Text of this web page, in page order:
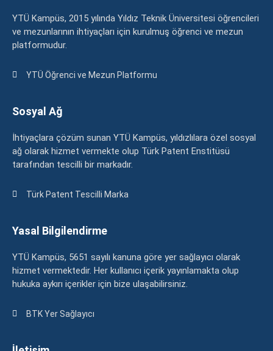
YTÜ Kampüs, 2015 yılında Yıldız Teknik Üniversitesi öğrencileri
ve mezunlarının ihtiyaçları için kurulmuş öğrenci ve mezun
platformudur.
YTÜ Öğrenci ve Mezun Platformu
Sosyal Ağ
İhtiyaçlara çözüm sunan YTÜ Kampüs, yıldızlılara özel sosyal
ağ olarak hizmet vermekte olup Türk Patent Enstitüsü
tarafından tescilli bir markadır.
Türk Patent Tescilli Marka
Yasal Bilgilendirme
YTÜ Kampüs, 5651 sayılı kanuna göre yer sağlayıcı olarak
hizmet vermektedir. Her kullanıcı içerik yayınlamakta olup
hukuka aykırı içerikler için bize ulaşabilirsiniz.
BTK Yer Sağlayıcı